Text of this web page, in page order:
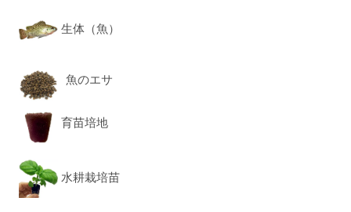
生体（魚）
魚のエサ
育苗培地
水耕栽培苗